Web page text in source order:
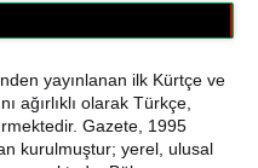
ve Kars'ta Son
Gökhan Sözbir
yayınlanan ilk Kürtçe ve
ağırlıklı olarak Türkçe,
Gazete, 1995
kurulmuştur; yerel, ulusal